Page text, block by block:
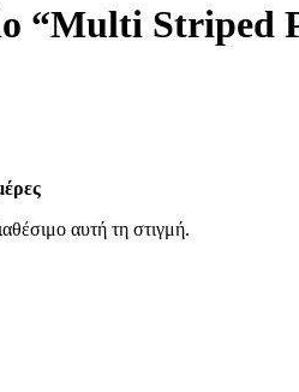
“Multi Striped
αυτή τη στιγμή.